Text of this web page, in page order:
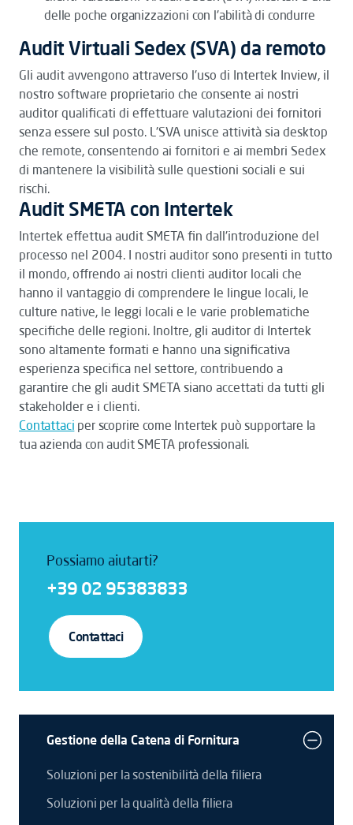
delle poche organizzazioni con l'abilità di condurre
Audit Virtuali Sedex (SVA) da remoto
Gli audit avvengono attraverso l'uso di Intertek Inview, il
nostro software proprietario che consente ai nostri
auditor qualificati di effettuare valutazioni dei fornitori
senza essere sul posto. L'SVA unisce attività sia desktop
che remote, consentendo ai fornitori e ai membri Sedex
di mantenere la visibilità sulle questioni sociali e sui
rischi.
Audit SMETA con Intertek
Intertek effettua audit SMETA fin dall'introduzione del
processo nel 2004. I nostri auditor sono presenti in tutto
il mondo, offrendo ai nostri clienti auditor locali che
hanno il vantaggio di comprendere le lingue locali, le
culture native, le leggi locali e le varie problematiche
specifiche delle regioni. Inoltre, gli auditor di Intertek
sono altamente formati e hanno una significativa
esperienza specifica nel settore, contribuendo a
garantire che gli audit SMETA siano accettati da tutti gli
stakeholder e i clienti.
Contattaci per scoprire come Intertek può supportare la
tua azienda con audit SMETA professionali.
Possiamo aiutarti?
+39 02 95383833
Contattaci
Gestione della Catena di Fornitura
Soluzioni per la sostenibilità della filiera
Soluzioni per la qualità della filiera